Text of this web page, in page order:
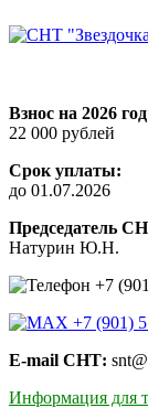
к
Взнос на 2026
22 000 рублей
Срок уплаты:
до 01.07.2026
Председатель
Натурин Ю.Н.
+7
+7 (901)
E-mail СНТ:
Информация для